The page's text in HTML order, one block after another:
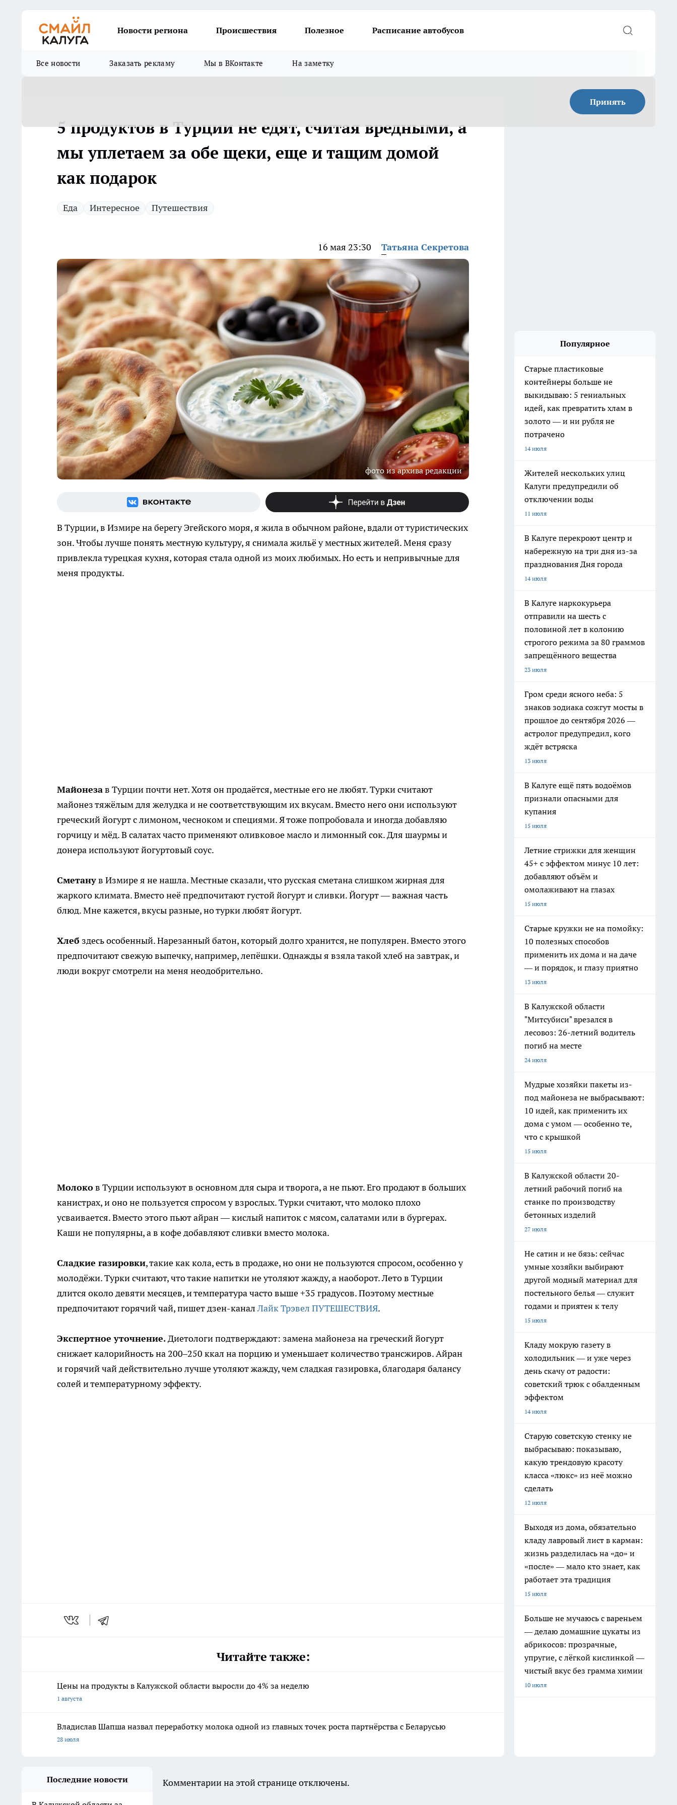
Новости региона Происшествия Полезное Расписание автобусов
Все новости Заказать рекламу Мы в ВКонтакте На заметку
Принять
5 продуктов в Турции не едят, считая вредными, а
мы уплетаем за обе щеки, еще и тащим домой
как подарок
Еда Интересное Путешествия
16 мая 23:30 Татьяна Секретова
фото из архива редакции
В Турции, в Измире на берегу Эгейского моря, я жила в обычном районе, вдали от туристических
зон. Чтобы лучше понять местную культуру, я снимала жильё у местных жителей. Меня сразу
привлекла турецкая кухня, которая стала одной из моих любимых. Но есть и непривычные для
меня продукты.
Майонезав Турции почти нет. Хотя он продаётся, местные его не любят. Турки считают
майонез тяжёлым для желудка и не соответствующим их вкусам. Вместо него они используют
греческий йогурт с лимоном, чесноком и специями. Я тоже попробовала и иногда добавляю
горчицу и мёд. В салатах часто применяют оливковое масло и лимонный сок. Для шаурмы и
донера используют йогуртовый соус.
Сметанув Измире я не нашла. Местные сказали, что русская сметана слишком жирная для
жаркого климата. Вместо неё предпочитают густой йогурт и сливки. Йогурт — важная часть
блюд. Мне кажется, вкусы разные, но турки любят йогурт.
Хлеб здесь особенный. Нарезанный батон, который долго хранится, не популярен. Вместо этого
предпочитают свежую выпечку, например, лепёшки. Однажды я взяла такой хлеб на завтрак, и
люди вокруг смотрели на меня неодобрительно.
Молоков Турции используют в основном для сыра и творога, а не пьют. Его продают в больших
канистрах, и оно не пользуется спросом у взрослых. Турки считают, что молоко плохо
усваивается. Вместо этого пьют айран — кислый напиток с мясом, салатами или в бургерах.
Каши не популярны, а в кофе добавляют сливки вместо молока.
Сладкие газировки, такие как кола, есть в продаже, но они не пользуются спросом, особенно у
молодёжи. Турки считают, что такие напитки не утоляют жажду, а наоборот. Лето в Турции
длится около девяти месяцев, и температура часто выше +35 градусов. Поэтому местные
предпочитают горячий чай, пишет дзен-канал Лайк Трэвел ПУТЕШЕСТВИЯ.
Экспертное уточнение.Диетологи подтверждают: замена майонеза на греческий йогурт
снижает калорийность на 200–250 ккал на порцию и уменьшает количество трансжиров. Айран
и горячий чай действительно лучше утоляют жажду, чем сладкая газировка, благодаря балансу
солей и температурному эффекту.
Читайте также:
Цены на продукты в Калужской области выросли до 4% за неделю
1 августа
Владислав Шапша назвал переработку молока одной из главных точек роста партнёрства с Беларусью
28 июля
Популярное
Старые пластиковые
контейнеры больше не
выкидываю: 5 гениальных
идей, как превратить хлам в
золото — и ни рубля не
потрачено
14 июля
Жителей нескольких улиц
Калуги предупредили об
отключении воды
11 июля
В Калуге перекроют центр и
набережную на три дня из-за
празднования Дня города
14 июля
В Калуге наркокурьера
отправили на шесть с
половиной лет в колонию
строгого режима за 80 граммов
запрещённого вещества
23 июля
Гром среди ясного неба: 5
знаков зодиака сожгут мосты в
прошлое до сентября 2026 —
астролог предупредил, кого
ждёт встряска
13 июля
В Калуге ещё пять водоёмов
признали опасными для
купания
15 июля
Летние стрижки для женщин
45+ с эффектом минус 10 лет:
добавляют объём и
омолаживают на глазах
15 июля
Старые кружки не на помойку:
10 полезных способов
применить их дома и на даче
— и порядок, и глазу приятно
13 июля
В Калужской области
"Митсубиси" врезался в
лесовоз: 26-летний водитель
погиб на месте
24 июля
Мудрые хозяйки пакеты из-
под майонеза не выбрасывают:
10 идей, как применить их
дома с умом — особенно те,
что с крышкой
15 июля
В Калужской области 20-
летний рабочий погиб на
станке по производству
бетонных изделий
27 июля
Не сатин и не бязь: сейчас
умные хозяйки выбирают
другой модный материал для
постельного белья — служит
годами и приятен к телу
15 июля
Кладу мокрую газету в
холодильник — и уже через
день скачу от радости:
советский трюк с обалденным
эффектом
14 июля
Старую советскую стенку не
выбрасываю: показываю,
какую трендовую красоту
класса «люкс» из неё можно
сделать
12 июля
Выходя из дома, обязательно
кладу лавровый лист в карман:
жизнь разделилась на «до» и
«после» — мало кто знает, как
работает эта традиция
15 июля
Больше не мучаюсь с вареньем
— делаю домашние цукаты из
абрикосов: прозрачные,
упругие, с лёгкой кислинкой —
чистый вкус без грамма химии
10 июля
Последние новости Комментарии на этой странице отключены.